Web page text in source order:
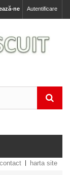
Autentificare
ne
contact harta site